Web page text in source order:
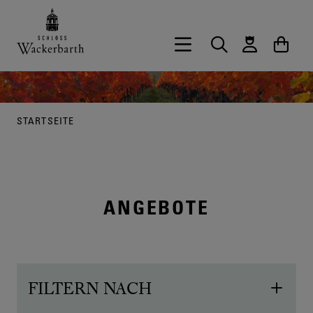
Zurück zur Startseite vom Onlineshop
Hauptnavigation öffnen
Suche
STARTSEITE
ANGEBOTE
FILTERN NACH